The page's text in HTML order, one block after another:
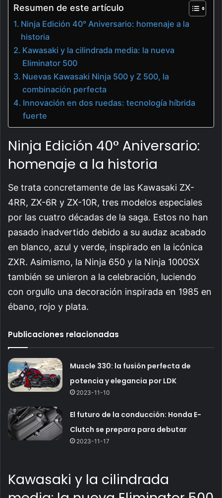
Resumen de este artículo
Ninja Edición 40° Aniversario: homenaje a la
historia
Kawasaki y la cilindrada media: la nueva
Eliminator 500
Nuevas Kawasaki Ninja 500 y Z 500, la
combinación perfecta
Innovación en dos ruedas: tecnología híbrida
fuerte
Ninja Edición 40° Aniversario:
homenaje a la historia
Se trata concretamente de las Kawasaki ZX-
4RR, ZX-6R y ZX-10R, tres modelos especiales
por las cuatro décadas de la saga. Estos no han
pasado inadvertido debido a su audaz acabado
en blanco, azul y verde, inspirado en la icónica
ZXR. Asimismo, la Ninja 650 y la Ninja 1000SX
también se unieron a la celebración, luciendo
con orgullo una decoración inspirada en 1985 en
ébano, rojo y plata.
Publicaciones relacionadas
Muscle 330: la fusión perfecta de
potencia y elegancia por LDK
2023-11-10
El futuro de la conducción: Honda E-
Clutch se prepara para debutar
2023-11-17
Kawasaki y la cilindrada